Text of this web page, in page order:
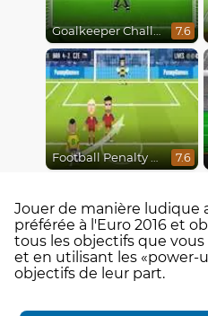
Goalkeeper Challenge 7.6
Football Penalty Go 7.6
Jouer de manière ludique
préférée à l'Euro 2016 et
tous les objectifs que vous
et en utilisant les «power-
objectifs de leur part.